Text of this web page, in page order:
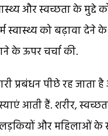
और स्वच्छता के
स्वास्थ्य को बढ़ावा देने
के ऊपर चर्चा की.
प्रबंधन पीछे रह
आती हैं. शरीर,
लड़कियों और महिलाओं